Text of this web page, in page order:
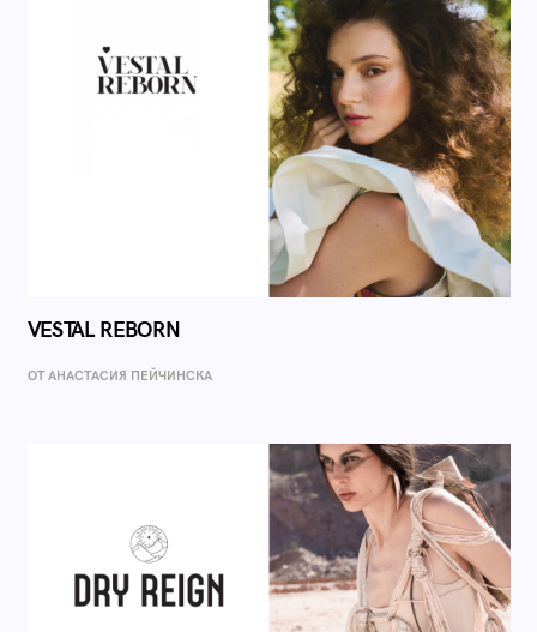
VESTAL REBORN
ОТ AНАСТАСИЯ ПЕЙЧИНСКА